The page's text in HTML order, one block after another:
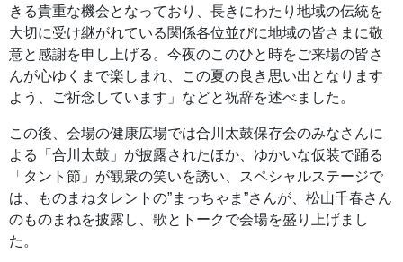
きる貴重な機会となっており、長きにわたり地域の伝統を
大切に受け継がれている関係各位並びに地域の皆さまに敬
意と感謝を申し上げる。今夜のこのひと時をご来場の皆さ
んが心ゆくまで楽しまれ、この夏の良き思い出となります
よう、ご祈念しています」などと祝辞を述べました。
この後、会場の健康広場では合川太鼓保存会のみなさんに
よる「合川太鼓」が披露されたほか、ゆかいな仮装で踊る
「タント節」が観衆の笑いを誘い、スペシャルステージで
は、ものまねタレントの”まっちゃま”さんが、松山千春さん
のものまねを披露し、歌とトークで会場を盛り上げまし
た。